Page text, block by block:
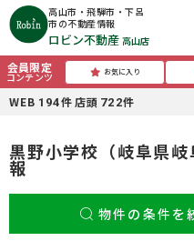
高山市・飛騨市・下呂
市の不動産情報
ロビン不動産 高山店
会員限定
コンテンツ お気に入り
WEB 194件 店頭 722件
黒野小学校（岐阜県
報
物件の条件を